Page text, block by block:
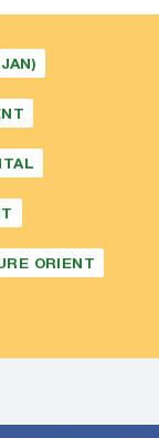
ORIENT